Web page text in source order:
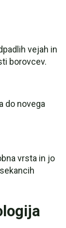
vejah in
borovcev.
do novega
vrsta in jo